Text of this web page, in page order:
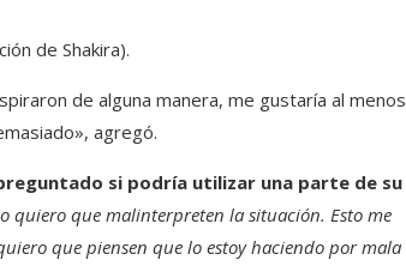
de Shakira).
de alguna manera, me gustaría al menos
agregó.
si podría utilizar una parte de su
quiero que malinterpreten la situación. Esto me
que piensen que lo estoy haciendo por mala